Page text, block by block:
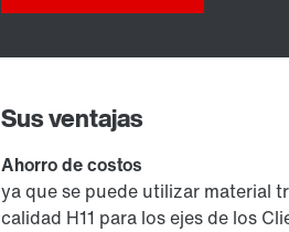
Sus ventajas
Ahorro de costos
ya que se puede utilizar material
calidad H11 para los ejes de los